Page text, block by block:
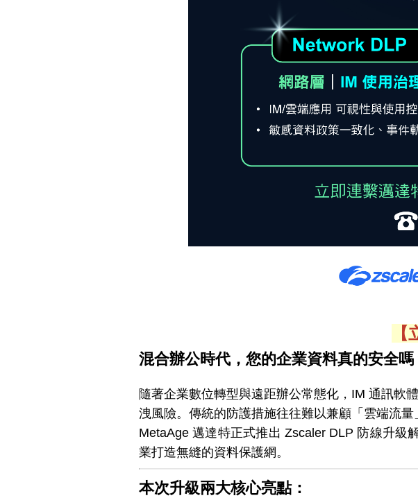
混合辦公時代，您的企業資料真的安全嗎
隨著企業數位轉型與遠距辦公常態化，IM 通訊軟
洩風險。傳統的防護措施往往難以兼顧「雲端流
MetaAge 邁達特正式推出 Zscaler DLP 防線升級
業打造無縫的資料保護網。
本次升級兩大核心亮點：